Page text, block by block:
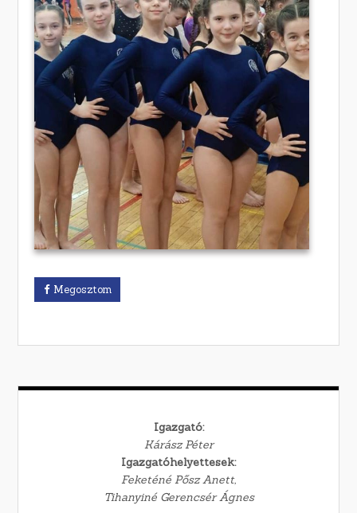
Megosztom
Igazgató:
Kárász Péter
Igazgatóhelyettesek:
Feketéné Pősz Anett,
Tihanyiné Gerencsér Ágnes